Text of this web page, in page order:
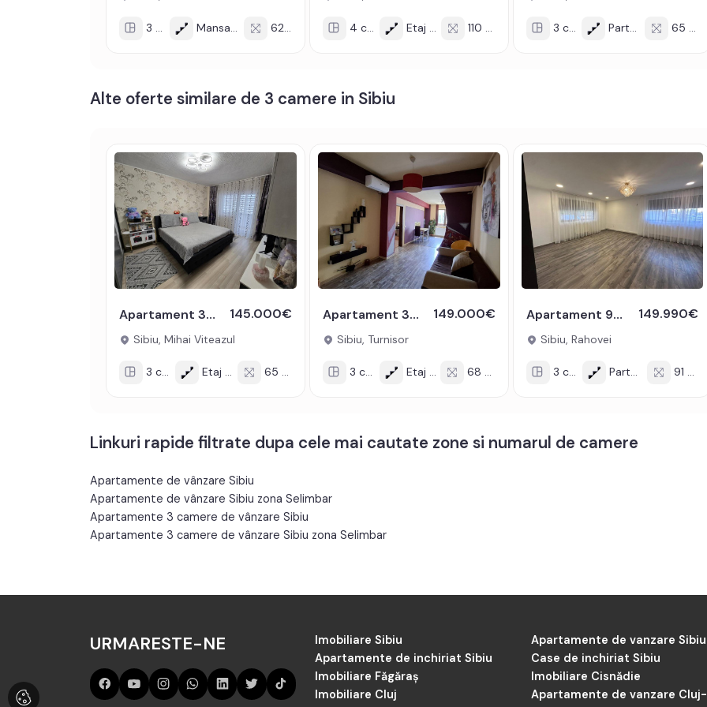
Se accepta ca si modalitate de plata surse proprii sau credit bancar.
3 cam Mansarda/2 62 mp 4 cam Etaj 2/2 110 mp 3 cam Parter/2 65 mp
Alte oferte similare de 3 camere in Sibiu
Apartament 3 camere mobilat 2 bai balcon pivnita Mihai Viteazul Sibiu 145.000€
Sibiu, Mihai Viteazul
3 cam Etaj 7/8 65 mp
Apartament 3 camere decomandat 68 mp etaj 1 strada Frunzei Turnisor 149.000€
Sibiu, Turnisor
3 cam Etaj 1/4 68 mp
Apartament 91 mp 3 camere parter boxa demisol zona Rahovei Sibiu 149.990€
Sibiu, Rahovei
3 cam Parter/11 91 mp
Linkuri rapide filtrate dupa cele mai cautate zone si numarul de camere
Apartamente de vânzare Sibiu
Apartamente de vânzare Sibiu zona Selimbar
Apartamente 3 camere de vânzare Sibiu
Apartamente 3 camere de vânzare Sibiu zona Selimbar
Apartamente de inchiriat Sibiu
Case de inchiriat Sibiu
Imobiliare Făgăraș
Imobiliare Cisnădie
Imobiliare Cluj
Apartamente de vanzare Cluj-
Napoca